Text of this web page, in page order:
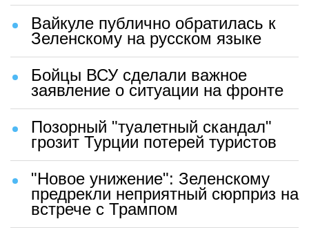
Вайкуле публично обратилась к
Зеленскому на русском языке
Бойцы ВСУ сделали важное
заявление о ситуации на фронте
Позорный "туалетный скандал"
грозит Турции потерей туристов
"Новое унижение": Зеленскому
предрекли неприятный сюрприз на
встрече с Трампом